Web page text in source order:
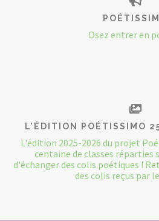
Osez entrer en
L'ÉDITION POÉTISSIMO
L'édition 2025-2026 du projet
centaine de classes réparties
d'échanger des colis poétiques !
des colis reçus par